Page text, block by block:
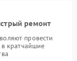
ремонт
провести
в кратчайшие